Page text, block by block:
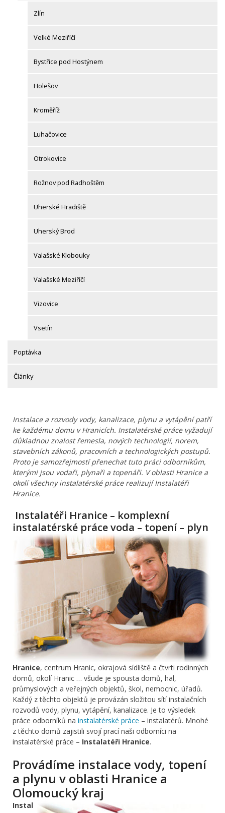
Zlín
Velké Meziříčí
Bystřice pod Hostýnem
Holešov
Kroměříž
Luhačovice
Otrokovice
Rožnov pod Radhoštěm
Uherské Hradiště
Uherský Brod
Valašské Klobouky
Valašské Meziříčí
Vizovice
Vsetín
Poptávka
Články
Instalace a rozvody vody, kanalizace, plynu a vytápění patří
ke každému domu v Hranicích. Instalatérské práce vyžadují
důkladnou znalost řemesla, nových technologií, norem,
stavebních zákonů, pracovních a technologických postupů.
Proto je samozřejmostí přenechat tuto práci odborníkům,
kterými jsou vodaři, plynaři a topenáři. V oblasti Hranice a
okolí všechny instalatérské práce realizují Instalatéři
Hranice.
Instalatéři Hranice – komplexní
instalatérské práce voda – topení – plyn
Hranice, centrum Hranic, okrajová sídliště a čtvrti rodinných
domů, okolí Hranic … všude je spousta domů, hal,
průmyslových a veřejných objektů, škol, nemocnic, úřadů.
Každý z těchto objektů je provázán složitou sítí instalačních
rozvodů vody, plynu, vytápění, kanalizace. Je to výsledek
práce odborníků na instalatérské práce – instalatérů. Mnohé
z těchto domů zajistili svojí prací naši odborníci na
instalatérské práce – Instalatéři Hranice.
Provádíme instalace vody, topení
a plynu v oblasti Hranice a
Olomoucký kraj
Instal